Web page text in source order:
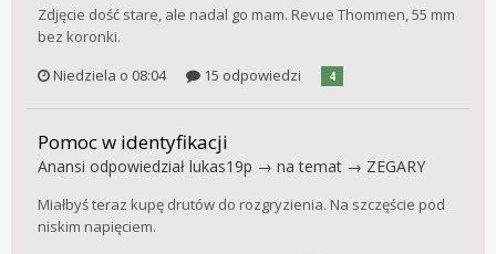
Zdjęcie dość stare, ale nadal go mam. Revue Thommen, 55 mm
bez koronki.
Niedziela o 08:04
15 odpowiedzi 4
Pomoc w identyfikacji
Anansi odpowiedział lukas19p → na temat → ZEGARY
Miałbyś teraz kupę drutów do rozgryzienia. Na szczęście pod
niskim napięciem.